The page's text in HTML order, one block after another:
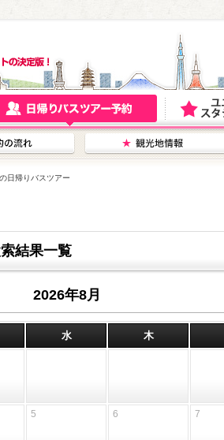
日帰りバスツアー
結果一覧
2026年8月
水 木
5 6 7